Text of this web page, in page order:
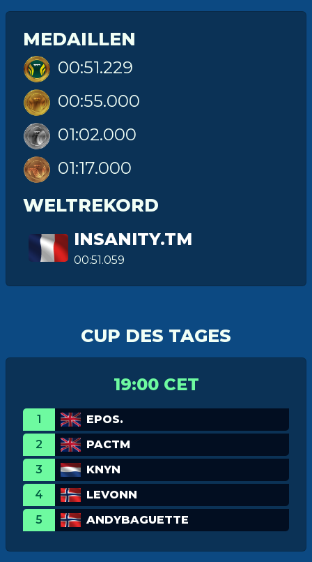
MEDAILLEN
00:51.229
00:55.000
01:02.000
01:17.000
WELTREKORD
INSANITY.TM
00:51.059
CUP DES TAGES
19:00 CET
1
EPOS.
2
PACTM
3
KNYN
4
LEVONN
5
ANDYBAGUETTE